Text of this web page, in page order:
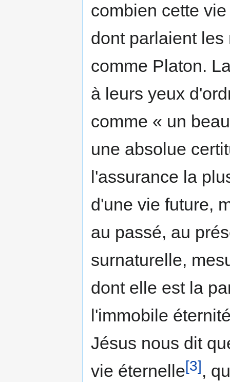
combien cette
dont parlaient
comme Platon.
à leurs yeux
comme « un
une absolue
l'assurance la
d'une vie future,
au passé, au
surnaturelle,
dont elle est la
l'immobile
Jésus nous dit
vie éternelle[3],